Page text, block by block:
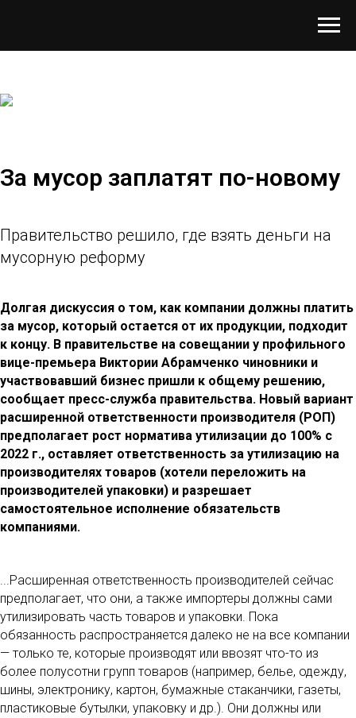
За мусор заплатят по-новому
Правительство решило, где взять деньги на
мусорную реформу
Долгая дискуссия о том, как компании должны платить
за мусор, который остается от их продукции, подходит
к концу. В правительстве на совещании у профильного
вице-премьера Виктории Абрамченко чиновники и
участвовавший бизнес пришли к общему решению,
сообщает пресс-служба правительства. Новый вариант
расширенной ответственности производителя (РОП)
предполагает рост норматива утилизации до 100% с
2022 г., оставляет ответственность за утилизацию на
производителях товаров (хотели переложить на
производителей упаковки) и разрешает
самостоятельное исполнение обязательств
компаниями.
...Расширенная ответственность производителей сейчас
предполагает, что они, а также импортеры должны сами
утилизировать часть товаров и упаковки. Пока
обязанность распространяется далеко не на все компании
— только те, которые производят или ввозят что-то из
более полусотни групп товаров (например, белье, одежду,
шины, электронику, картон, бумажные стаканчики, газеты,
пластиковые бутылки, упаковку и др.). Они должны или